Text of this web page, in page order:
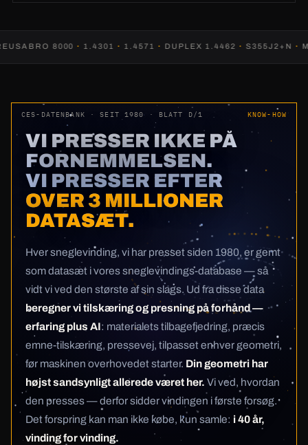
8000· 1.4301 1.4571 DUPLEX 1.4462 S355J2+N·
CES-DATENBANK · SEIT 1980 · BLATT D/1 KNOW-HOW
VI PRESSER IKKE PÅ
FORNEMMELSEN.
VI PRESSER EFTER
OVER 3 MILLIONER
DATASÆT.
Hver sneglevinding, vi har presset siden 1980, er gemt
som datasæt i vores sneglevindings-database — så
vidt vi ved den største af sin slags. Ud fra disse data
beregner vi tilskæring og presning på forhånd —
erfaring plus AI: materialets tilbagefjedring, præcis
emne-tilskæring, pressevej, tilpasset enhver geometri,
før maskinen overhovedet starter. Din geometri har
højst sandsynligt allerede været her. Vi ved, hvordan
den presses — derfor sidder vindingen i første forsøg.
Det forspring kan man ikke købe, kun samle: i 40 år,
vinding for vinding.